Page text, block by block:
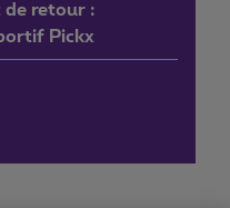
de retour :
Pickx